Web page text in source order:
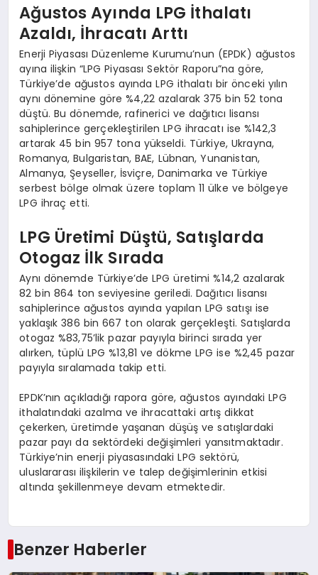
Ağustos Ayında LPG İthalatı
Azaldı, İhracatı Arttı
Enerji Piyasası Düzenleme Kurumu’nun (EPDK) ağustos
ayına ilişkin “LPG Piyasası Sektör Raporu”na göre,
Türkiye’de ağustos ayında LPG ithalatı bir önceki yılın
aynı dönemine göre %4,22 azalarak 375 bin 52 tona
düştü. Bu dönemde, rafinerici ve dağıtıcı lisansı
sahiplerince gerçekleştirilen LPG ihracatı ise %142,3
artarak 45 bin 957 tona yükseldi. Türkiye, Ukrayna,
Romanya, Bulgaristan, BAE, Lübnan, Yunanistan,
Almanya, Şeyseller, İsviçre, Danimarka ve Türkiye
serbest bölge olmak üzere toplam 11 ülke ve bölgeye
LPG ihraç etti.
LPG Üretimi Düştü, Satışlarda
Otogaz İlk Sırada
Aynı dönemde Türkiye’de LPG üretimi %14,2 azalarak
82 bin 864 ton seviyesine geriledi. Dağıtıcı lisansı
sahiplerince ağustos ayında yapılan LPG satışı ise
yaklaşık 386 bin 667 ton olarak gerçekleşti. Satışlarda
otogaz %83,75’lik pazar payıyla birinci sırada yer
alırken, tüplü LPG %13,81 ve dökme LPG ise %2,45 pazar
payıyla sıralamada takip etti.
EPDK’nın açıkladığı rapora göre, ağustos ayındaki LPG
ithalatındaki azalma ve ihracattaki artış dikkat
çekerken, üretimde yaşanan düşüş ve satışlardaki
pazar payı da sektördeki değişimleri yansıtmaktadır.
Türkiye’nin enerji piyasasındaki LPG sektörü,
uluslararası ilişkilerin ve talep değişimlerinin etkisi
altında şekillenmeye devam etmektedir.
Benzer Haberler